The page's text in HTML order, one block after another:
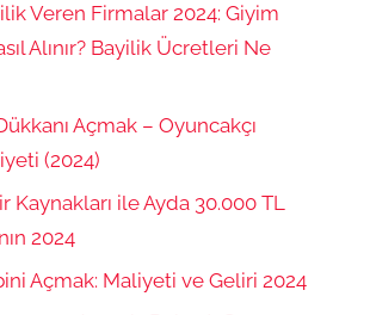
Veren Firmalar 2024: Giyim
Alınır? Bayilik Ücretleri Ne
Açmak – Oyuncakçı
(2024)
Kaynakları ile Ayda 30.000 TL
2024
Açmak: Maliyeti ve Geliri 2024